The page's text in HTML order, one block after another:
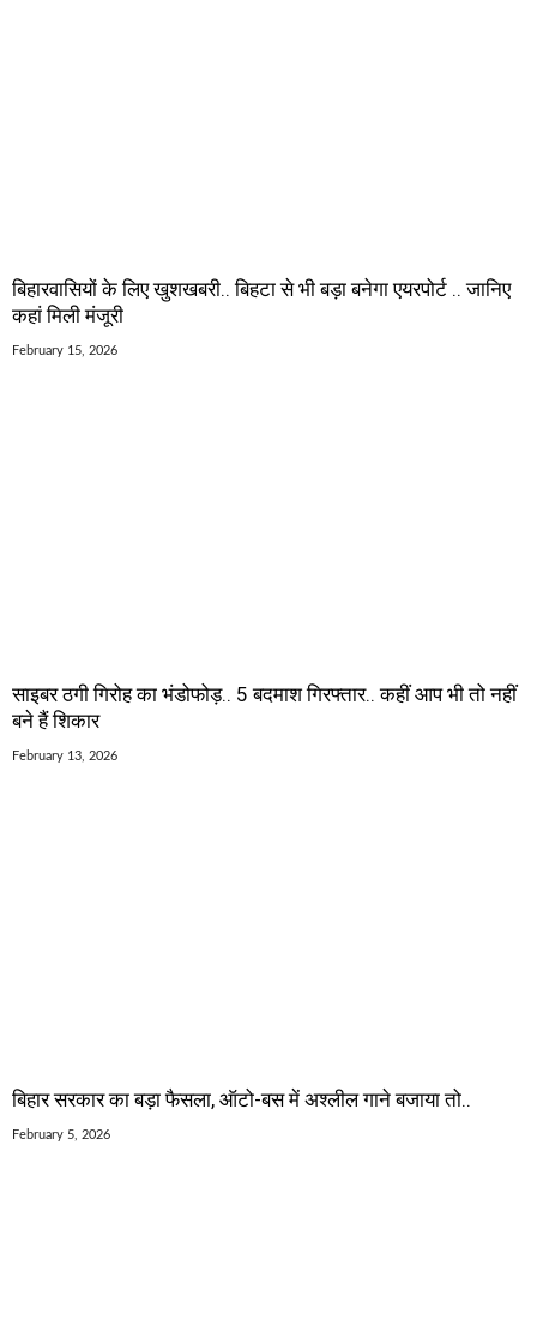
बिहारवासियों के लिए खुशखबरी.. बिहटा से भी बड़ा बनेगा एयरपोर्ट .. जानिए
कहां मिली मंजूरी
February 15, 2026
साइबर ठगी गिरोह का भंडोफोड़.. 5 बदमाश गिरफ्तार.. कहीं आप भी तो नहीं
बने हैं शिकार
February 13, 2026
बिहार सरकार का बड़ा फैसला, ऑटो-बस में अश्लील गाने बजाया तो..
February 5, 2026